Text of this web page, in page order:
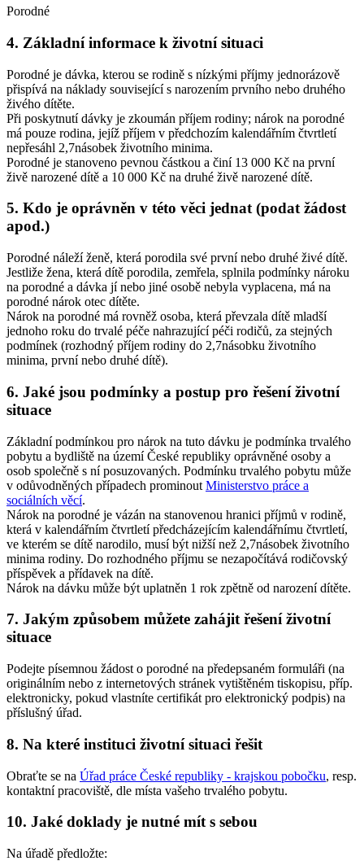
Porodné
4. Základní informace k životní situaci
Porodné je dávka, kterou se rodině s nízkými příjmy jednorázově
přispívá na náklady související s narozením prvního nebo druhého
živého dítěte.
Při poskytnutí dávky je zkoumán příjem rodiny; nárok na porodné
má pouze rodina, jejíž příjem v předchozím kalendářním čtvrtletí
nepřesáhl 2,7násobek životního minima.
Porodné je stanoveno pevnou částkou a činí 13 000 Kč na první
živě narozené dítě a 10 000 Kč na druhé živě narozené dítě.
5. Kdo je oprávněn v této věci jednat (podat žádost
apod.)
Porodné náleží ženě, která porodila své první nebo druhé živé dítě.
Jestliže žena, která dítě porodila, zemřela, splnila podmínky nároku
na porodné a dávka jí nebo jiné osobě nebyla vyplacena, má na
porodné nárok otec dítěte.
Nárok na porodné má rovněž osoba, která převzala dítě mladší
jednoho roku do trvalé péče nahrazující péči rodičů, za stejných
podmínek (rozhodný příjem rodiny do 2,7násobku životního
minima, první nebo druhé dítě).
6. Jaké jsou podmínky a postup pro řešení životní
situace
Základní podmínkou pro nárok na tuto dávku je podmínka trvalého
pobytu a bydliště na území České republiky oprávněné osoby a
osob společně s ní posuzovaných. Podmínku trvalého pobytu může
v odůvodněných případech prominout Ministerstvo práce a
sociálních věcí.
Nárok na porodné je vázán na stanovenou hranici příjmů v rodině,
která v kalendářním čtvrtletí předcházejícím kalendářnímu čtvrtletí,
ve kterém se dítě narodilo, musí být nižší než 2,7násobek životního
minima rodiny. Do rozhodného příjmu se nezapočítává rodičovský
příspěvek a přídavek na dítě.
Nárok na dávku může být uplatněn 1 rok zpětně od narození dítěte.
7. Jakým způsobem můžete zahájit řešení životní
situace
Podejte písemnou žádost o porodné na předepsaném formuláři (na
originálním nebo z internetových stránek vytištěném tiskopisu, příp.
elektronicky, pokud vlastníte certifikát pro elektronický podpis) na
příslušný úřad.
8. Na které instituci životní situaci řešit
Obraťte se na Úřad práce České republiky - krajskou pobočku, resp.
kontaktní pracoviště, dle místa vašeho trvalého pobytu.
10. Jaké doklady je nutné mít s sebou
Na úřadě předložte: